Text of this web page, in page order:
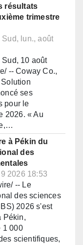
résultats
trimestre
lun., août
10 août
-- Coway Co.,
Solution
ses
pour le
2026. « Au
à Pékin du
des
2026 18:53
-- Le
des sciences
2026 s'est
Pékin,
1 000
scientifiques,